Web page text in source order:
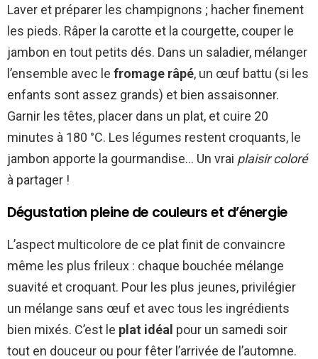
Laver et préparer les champignons ; hacher finement
les pieds. Râper la carotte et la courgette, couper le
jambon en tout petits dés. Dans un saladier, mélanger
l’ensemble avec le fromage râpé, un œuf battu (si les
enfants sont assez grands) et bien assaisonner.
Garnir les têtes, placer dans un plat, et cuire 20
minutes à 180 °C. Les légumes restent croquants, le
jambon apporte la gourmandise… Un vrai plaisir coloré
à partager !
Dégustation pleine de couleurs et d’énergie
L’aspect multicolore de ce plat finit de convaincre
même les plus frileux : chaque bouchée mélange
suavité et croquant. Pour les plus jeunes, privilégier
un mélange sans œuf et avec tous les ingrédients
bien mixés. C’est le plat idéal pour un samedi soir
tout en douceur ou pour fêter l’arrivée de l’automne.